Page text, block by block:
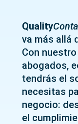
QualityConta
va más allá
Con
abogados,
tendrás el
necesitas
negocio:
el